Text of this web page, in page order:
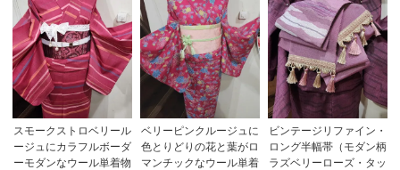
スモークストロベリール
ージュにカラフルボーダ
ーモダンなウール単着物
ベリーピンクルージュに
色とりどりの花と葉がロ
マンチックなウール単着
ビンテージリファイン・
ロング半幅帯（モダン柄
ラズベリーローズ・タッ